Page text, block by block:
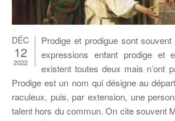
DÉC
12
2022
Pro­dige et pro­digue sont
ex­pres­sions en­fant pro­dige et
existent toutes deux mais n’ont
Pro­dige est un nom qui dé­signe au
ra­cu­leux, puis, par ex­ten­sion, une
ta­lent hors du com­mun. On cite sou­vent